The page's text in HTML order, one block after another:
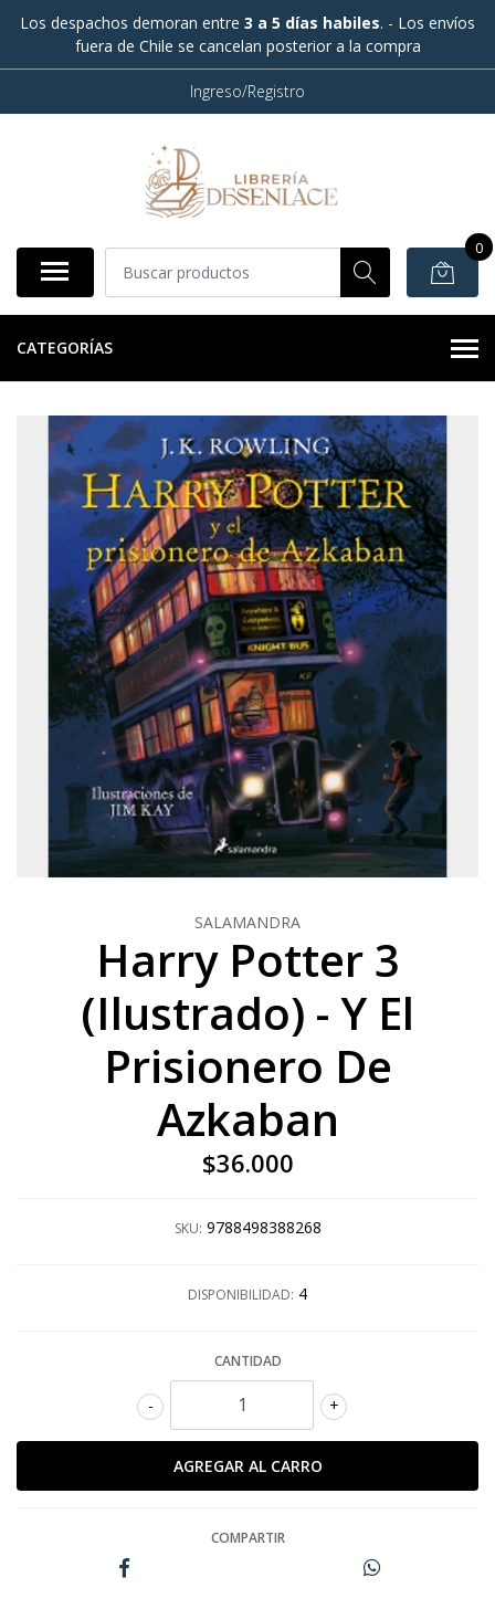
Los despachos demoran entre 3 a 5 días habiles. - Los envíos
fuera de Chile se cancelan posterior a la compra
Ingreso/Registro
0
CATEGORÍAS
SALAMANDRA
Harry Potter 3
(Ilustrado) - Y El
Prisionero De
Azkaban
$36.000
SKU: 9788498388268
DISPONIBILIDAD: 4
CANTIDAD
+
-
COMPARTIR